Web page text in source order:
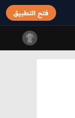
فتح التطبيق